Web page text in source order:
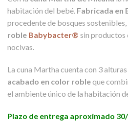
habitación del bebé. Fabricada en
procedente de bosques
roble Babybacter® sin productos
nocivas.
La cuna Martha cuenta con 3 alturas
acabado en color robleque
el ambiente único de la habitación
Plazo de entrega aproximado